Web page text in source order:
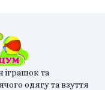
іграшок та
одягу та взуття